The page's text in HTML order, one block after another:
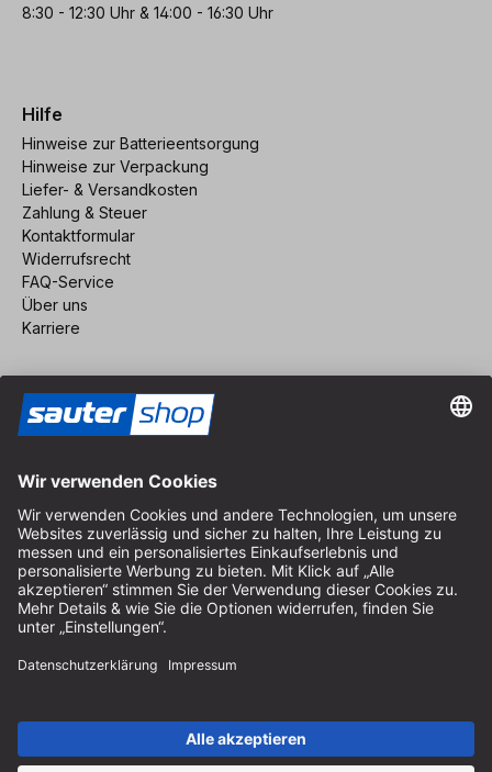
8:30 - 12:30 Uhr & 14:00 - 16:30 Uhr
Hilfe
Hinweise zur Batterieentsorgung
Hinweise zur Verpackung
Liefer- & Versandkosten
Zahlung & Steuer
Kontaktformular
Widerrufsrecht
FAQ-Service
Über uns
Karriere
Impressum
AGB
Datenschutz
Cookie-Einstellungen
© 2026 sauter GmbH
* kostenloser Versand ab 150 Euro Bestellwert innerhalb
Deutschlands für die Standard-Paketgrößen - ausgenommen
Sperrgut und Fracht